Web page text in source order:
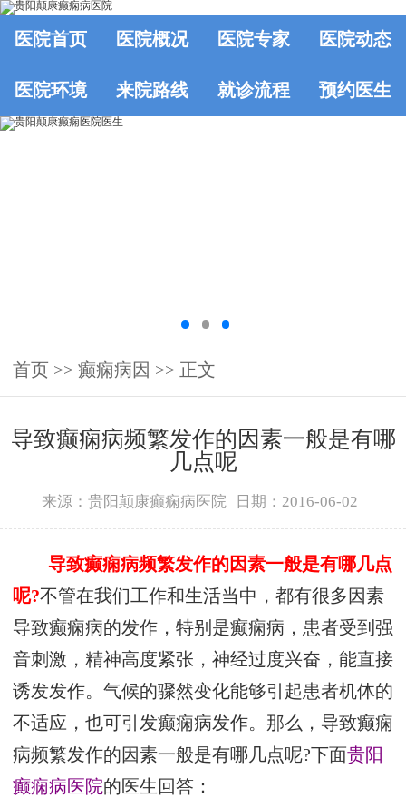
医院首页 医院概况 医院专家 医院动态
医院环境 来院路线 就诊流程 预约医生
首页 >> 癫痫病因 >> 正文
导致癫痫病频繁发作的因素一般是有哪
几点呢
来源：贵阳颠康癫痫病医院 日期：2016-06-02
导致癫痫病频繁发作的因素一般是有哪几点
呢?不管在我们工作和生活当中，都有很多因素
导致癫痫病的发作，特别是癫痫病，患者受到强
音刺激，精神高度紧张，神经过度兴奋，能直接
诱发发作。气候的骤然变化能够引起患者机体的
不适应，也可引发癫痫病发作。那么，导致癫痫
病频繁发作的因素一般是有哪几点呢?下面贵阳
癫痫病医院的医生回答：